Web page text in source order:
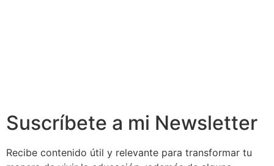
Suscríbete a mi Newsletter
Recibe contenido útil y relevante para transformar tu